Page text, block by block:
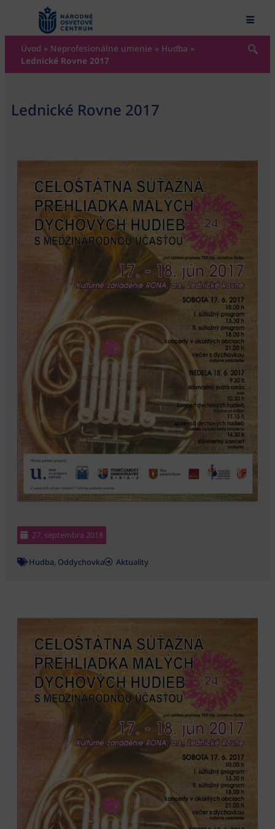
content
Úvod » Neprofesionálne umenie » Hudba »
Lednické Rovne 2017
Lednické Rovne 2017
27. septembra 2018
Hudba, Oddychovka Aktuality